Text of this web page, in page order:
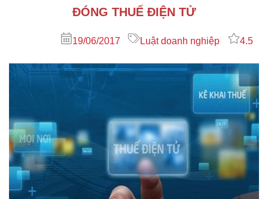
ĐÓNG THUẾ ĐIỆN TỬ
19/06/2017 Luật doanh nghiệp 4.5